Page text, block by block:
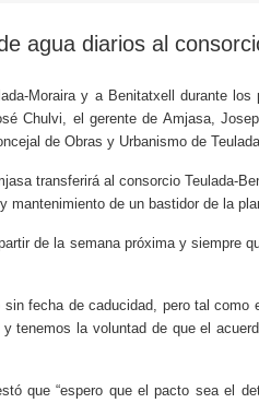
agua diarios al
Moraira y a Benitatxell durante
Chulvi, el gerente de Amjasa,
de Obras y Urbanismo de
transferirá al consorcio Teulada-
mantenimiento de un bastidor de la
de la semana próxima y siempre
fecha de caducidad, pero tal
tenemos la voluntad de que el
que “espero que el pacto sea el